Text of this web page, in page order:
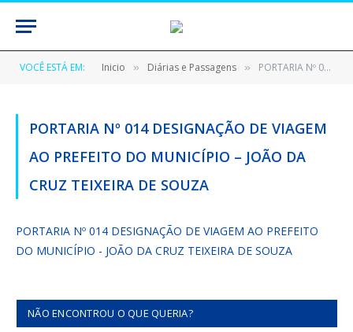
VOCÊ ESTÁ EM: Inicio » Diárias e Passagens » PORTARIA Nº 014 DESIGNAÇÃO DE VIAGEM AO PREFEITO DO MUNICÍPIO – JOÃO DA CRUZ TEIXEIRA DE SOUZA
PORTARIA Nº 014 DESIGNAÇÃO DE VIAGEM
AO PREFEITO DO MUNICÍPIO – JOÃO DA
CRUZ TEIXEIRA DE SOUZA
PORTARIA Nº 014 DESIGNAÇÃO DE VIAGEM AO PREFEITO
DO MUNICÍPIO - JOÃO DA CRUZ TEIXEIRA DE SOUZA
NÃO ENCONTROU O QUE QUERIA?